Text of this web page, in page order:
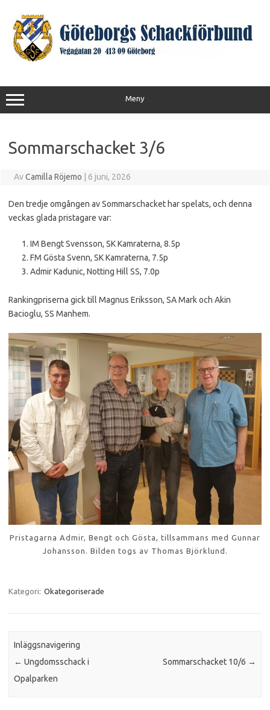
innehåll
Meny
Sommarschacket 3/6
AvCamilla Röjemo 6 juni, 2026
Den tredje omgången av Sommarschacket har spelats, och denna
veckas glada pristagare var:
IM Bengt Svensson, SK Kamraterna, 8.5p
FM Gösta Svenn, SK Kamraterna, 7.5p
Admir Kadunic, Notting Hill SS, 7.0p
Rankingpriserna gick till Magnus Eriksson, SA Mark och Akin
Bacioglu, SS Manhem.
Pristagarna Admir, Bengt och Gösta, tillsammans med Gunnar
Johansson. Bilden togs av Thomas Björklund.
Kategori: Okategoriserade
Inläggsnavigering
← Ungdomsschack i
Opalparken
Sommarschacket 10/6 →